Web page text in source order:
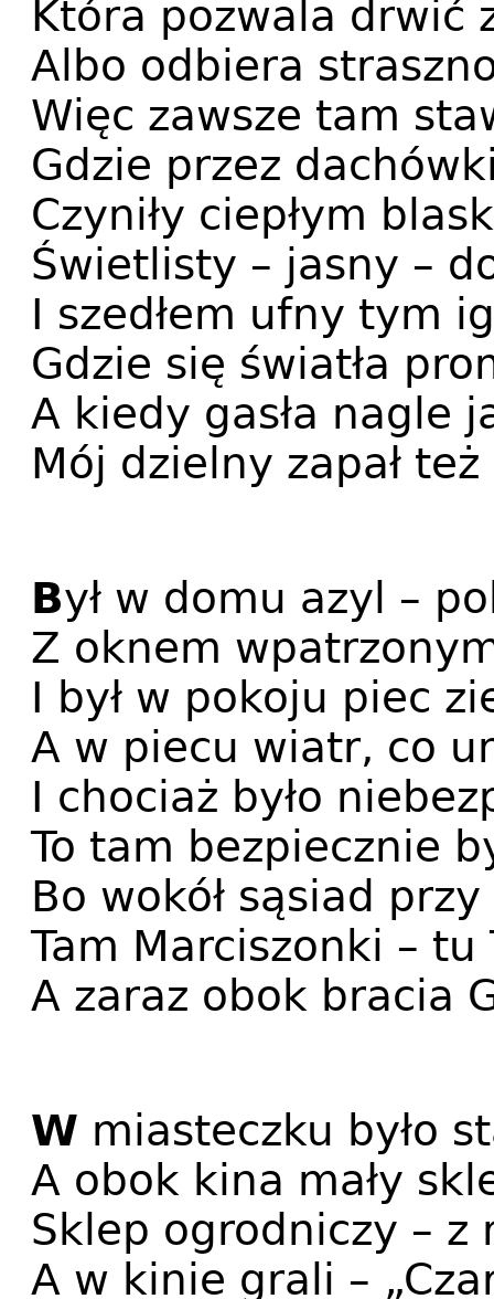
Która pozwala drwić
Albo odbiera
Więc zawsze tam
Gdzie przez
Czyniły ciepłym
Świetlisty – jasny –
I szedłem ufny tym
Gdzie się światła
A kiedy gasła nagle
Mój dzielny zapał też
Był w domu azyl –
Z oknem
I był w pokoju piec
A w piecu wiatr, co
I chociaż było
To tam bezpiecznie
Bo wokół sąsiad
Tam Marciszonki – tu
A zaraz obok bracia
W miasteczku było
A obok kina mały
Sklep ogrodniczy – z
A w kinie grali –